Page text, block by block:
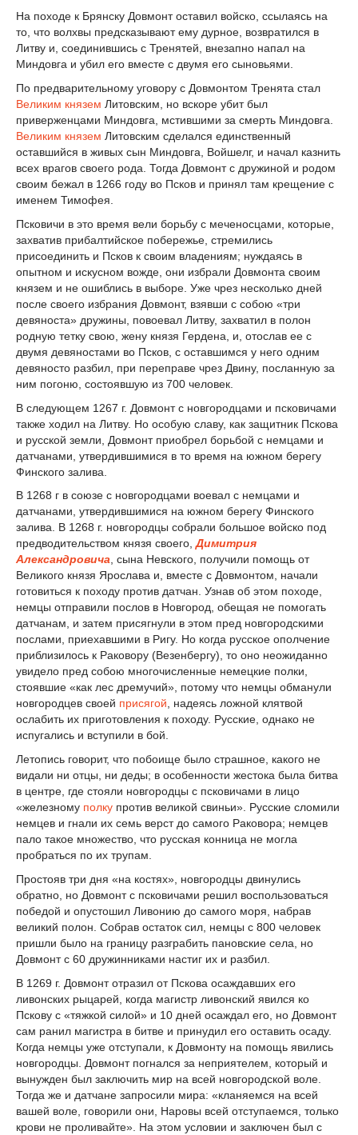
На походе к Брянску Довмонт оставил войско, ссылаясь на
то, что волхвы предсказывают ему дурное, возвратился в
Литву и, соединившись с Тренятей, внезапно напал на
Миндовга и убил его вместе с двумя его сыновьями.
По предварительному уговору с Довмонтом Тренята стал
Великим князем Литовским, но вскоре убит был
приверженцами Миндовга, мстившими за смерть Миндовга.
Великим князем Литовским сделался единственный
оставшийся в живых сын Миндовга, Войшелг, и начал казнить
всех врагов своего рода. Тогда Довмонт с дружиной и родом
своим бежал в 1266 году во Псков и принял там крещение с
именем Тимофея.
Псковичи в это время вели борьбу с меченосцами, которые,
захватив прибалтийское побережье, стремились
присоединить и Псков к своим владениям; нуждаясь в
опытном и искусном вожде, они избрали Довмонта своим
князем и не ошиблись в выборе. Уже чрез несколько дней
после своего избрания Довмонт, взявши с собою «три
девяноста» дружины, повоевал Литву, захватил в полон
родную тетку свою, жену князя Гердена, и, отослав ее с
двумя девяностами во Псков, с оставшимся у него одним
девяносто разбил, при переправе чрез Двину, посланную за
ним погоню, состоявшую из 700 человек.
В следующем 1267 г. Довмонт с новгородцами и псковичами
также ходил на Литву. Но особую славу, как защитник Пскова
и русской земли, Довмонт приобрел борьбой с немцами и
датчанами, утвердившимися в то время на южном берегу
Финского залива.
В 1268 г в союзе с новгородцами воевал с немцами и
датчанами, утвердившимися на южном берегу Финского
залива. В 1268 г. новгородцы собрали большое войско под
предводительством князя своего,Димитрия
Александровича, сына Невского, получили помощь от
Великого князя Ярослава и, вместе с Довмонтом, начали
готовиться к походу против датчан. Узнав об этом походе,
немцы отправили послов в Новгород, обещая не помогать
датчанам, и затем присягнули в этом пред новгородскими
послами, приехавшими в Ригу. Но когда русское ополчение
приблизилось к Раковору (Везенбергу), то оно неожиданно
увидело пред собою многочисленные немецкие полки,
стоявшие «как лес дремучий», потому что немцы обманули
новгородцев своей присягой, надеясь ложной клятвой
ослабить их приготовления к походу. Русские, однако не
испугались и вступили в бой.
Летопись говорит, что побоище было страшное, какого не
видали ни отцы, ни деды; в особенности жестока была битва
в центре, где стояли новгородцы с псковичами в лицо
«железному полку против великой свиньи». Русские сломили
немцев и гнали их семь верст до самого Раковора; немцев
пало такое множество, что русская конница не могла
пробраться по их трупам.
Простояв три дня «на костях», новгородцы двинулись
обратно, но Довмонт с псковичами решил воспользоваться
победой и опустошил Ливонию до самого моря, набрав
великий полон. Собрав остаток сил, немцы с 800 человек
пришли было на границу разграбить пановские села, но
Довмонт с 60 дружинниками настиг их и разбил.
В 1269 г. Довмонт отразил от Пскова осаждавших его
ливонских рыцарей, когда магистр ливонский явился ко
Пскову с «тяжкой силой» и 10 дней осаждал его, но Довмонт
сам ранил магистра в битве и принудил его оставить осаду.
Когда немцы уже отступали, к Довмонту на помощь явились
новгородцы. Довмонт погнался за неприятелем, который и
вынужден был заключить мир на всей новгородской воле.
Тогда же и датчане запросили мира: «кланяемся на всей
вашей воле, говорили они, Наровы всей отступаемся, только
крови не проливайте». На этом условии и заключен был с